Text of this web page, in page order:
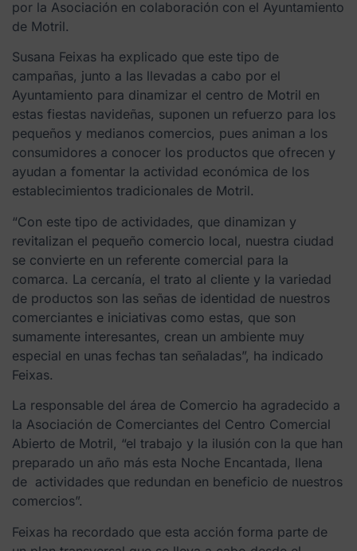
por la Asociación en colaboración con el Ayuntamiento
de Motril.
Susana Feixas ha explicado que este tipo de
campañas, junto a las llevadas a cabo por el
Ayuntamiento para dinamizar el centro de Motril en
estas fiestas navideñas, suponen un refuerzo para los
pequeños y medianos comercios, pues animan a los
consumidores a conocer los productos que ofrecen y
ayudan a fomentar la actividad económica de los
establecimientos tradicionales de Motril.
“Con este tipo de actividades, que dinamizan y
revitalizan el pequeño comercio local, nuestra ciudad
se convierte en un referente comercial para la
comarca. La cercanía, el trato al cliente y la variedad
de productos son las señas de identidad de nuestros
comerciantes e iniciativas como estas, que son
sumamente interesantes, crean un ambiente muy
especial en unas fechas tan señaladas”, ha indicado
Feixas.
La responsable del área de Comercio ha agradecido a
la Asociación de Comerciantes del Centro Comercial
Abierto de Motril, “el trabajo y la ilusión con la que han
preparado un año más esta Noche Encantada, llena
de actividades que redundan en beneficio de nuestros
comercios”.
Feixas ha recordado que esta acción forma parte de